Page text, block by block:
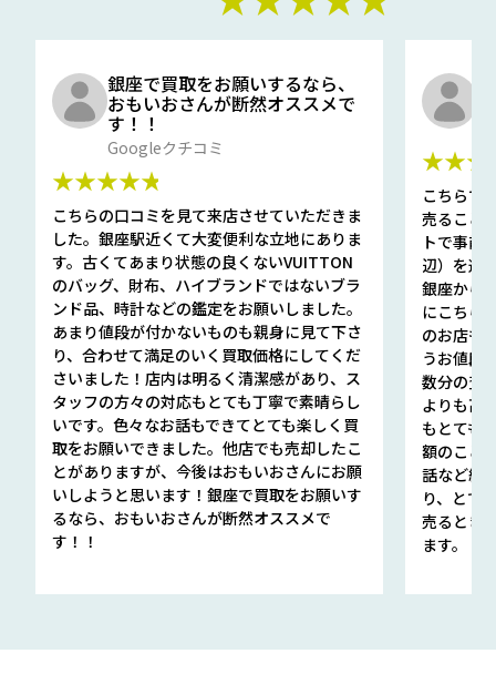
銀座で買取をお願いするなら、
おもいおさんが断然オススメで
す！！
Googleクチコミ
★★★★★
こちらの口コミを見て来店させていただきま
した。銀座駅近くて大変便利な立地にありま
す。古くてあまり状態の良くないVUITTON
のバッグ、財布、ハイブランドではないブラ
ンド品、時計などの鑑定をお願いしました。
あまり値段が付かないものも親身に見て下さ
り、合わせて満足のいく買取価格にしてくだ
さいました！店内は明るく清潔感があり、ス
タッフの方々の対応もとても丁寧で素晴らし
いです。色々なお話もできてとても楽しく買
取をお願いできました。他店でも売却したこ
とがありますが、今後はおもいおさんにお願
いしようと思います！銀座で買取をお願いす
るなら、おもいおさんが断然オススメで
す！！
こちらで
売ること
トで事前
辺）を選
銀座から
にこちら
のお店も
うお値段
数分の査
よりも高
もとても
額のこと
話など細
り、とて
売るとき
ます。